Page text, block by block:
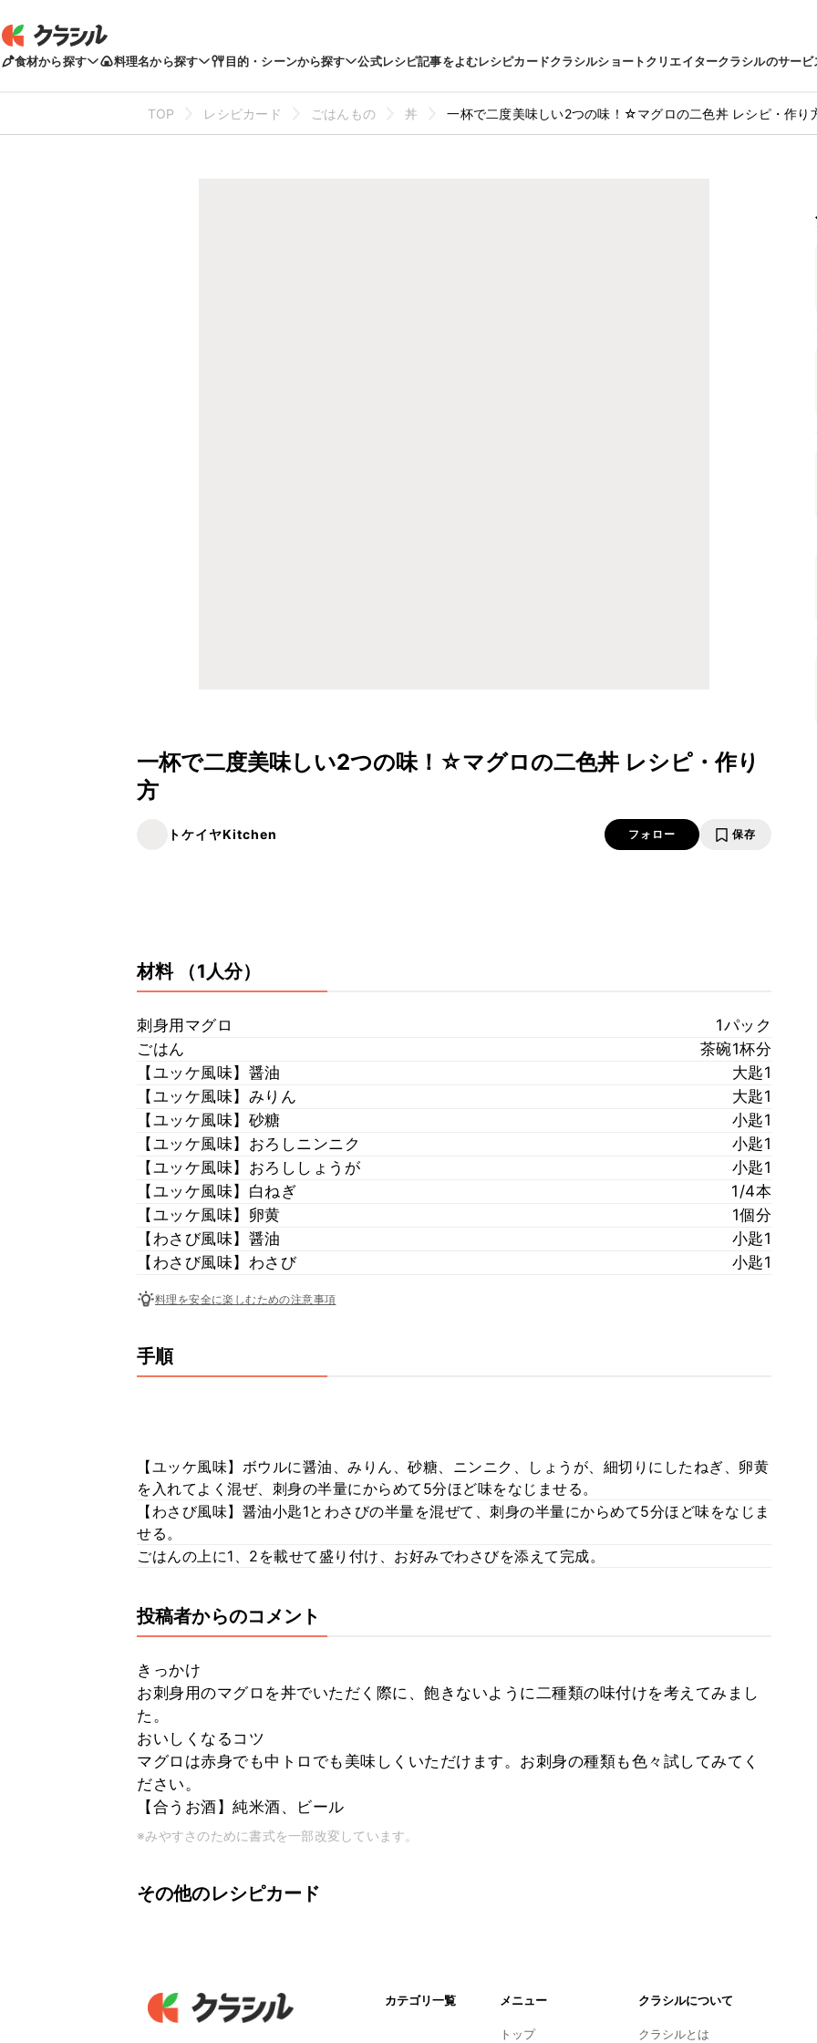
食材から探す 料理名から探す 目的・シーンから探す 公式レシピ記事をよむレシピカードクラシルショートクリエイタークラシルのサービ
TOP レシピカード ごはんもの 丼 一杯で二度美味しい2つの味！☆マグロの二色丼 レシピ・作り
一杯で二度美味しい2つの味！☆マグロの二色丼 レシピ・作り
方
トケイヤKitchen フォロー 保存
材料 （1人分）
刺身用マグロ
1パック
ごはん
茶碗1杯分
【ユッケ風味】醤油
大匙1
【ユッケ風味】みりん
大匙1
【ユッケ風味】砂糖
小匙1
【ユッケ風味】おろしニンニク
小匙1
【ユッケ風味】おろししょうが
小匙1
【ユッケ風味】白ねぎ
1/4本
【ユッケ風味】卵黄
1個分
【わさび風味】醤油
小匙1
【わさび風味】わさび
小匙1
料理を安全に楽しむための注意事項
手順
【ユッケ風味】ボウルに醤油、みりん、砂糖、ニンニク、しょうが、細切りにしたねぎ、卵黄
を入れてよく混ぜ、刺身の半量にからめて5分ほど味をなじませる。
【わさび風味】醤油小匙1とわさびの半量を混ぜて、刺身の半量にからめて5分ほど味をなじま
せる。
ごはんの上に1、2を載せて盛り付け、お好みでわさびを添えて完成。
投稿者からのコメント
きっかけ
お刺身用のマグロを丼でいただく際に、飽きないように二種類の味付けを考えてみまし
た。
おいしくなるコツ
マグロは赤身でも中トロでも美味しくいただけます。お刺身の種類も色々試してみてく
ださい。
【合うお酒】純米酒、ビール
※みやすさのために書式を一部改変しています。
その他のレシピカード
カテゴリ一覧 メニュー
トップ
クラシルについて
クラシルとは